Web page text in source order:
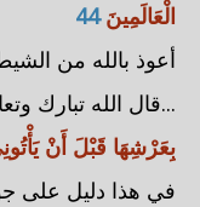
الْعَالَمِينَ44
أعوذ بالله من
...قال الله تبارك
بِعَرْشِهَا قَبْلَ أَنْ
في هذا دليل على